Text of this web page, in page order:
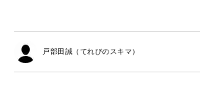
戸部田誠（てれびのスキマ）